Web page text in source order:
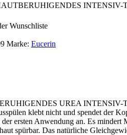
INTENSIV-
Wunschliste
Marke: Eucerin
UREA INTENSIV-
klebt nicht und spendet der
ersten Anwendung an. Es
spürbar. Das natürliche